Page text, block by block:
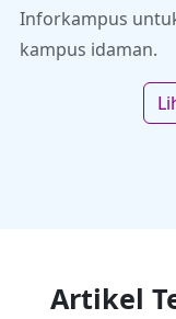
Inforkampus
kampus idaman.
Artikel